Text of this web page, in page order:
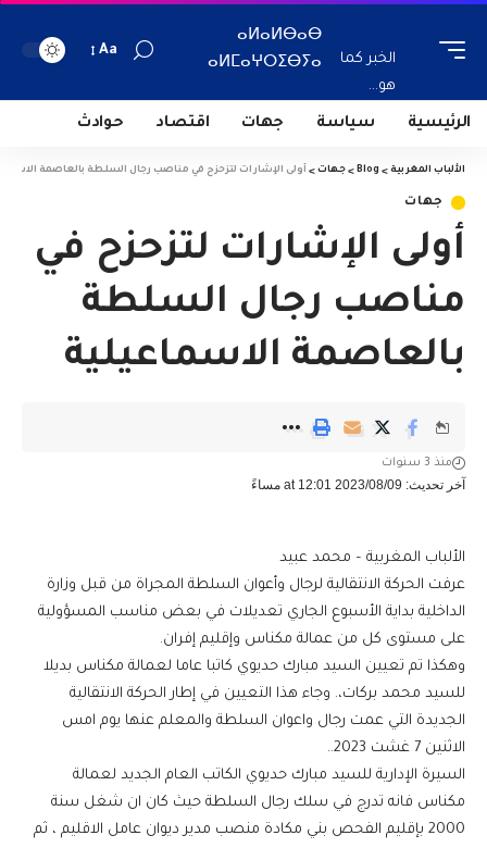
الخبر كما
هو...
ⴰⵍⴰⵍⴱⴰⴱ
ⴰⵍⵎⴰⵖⵔⵉⴱⵢⴰ
Aa
الرئيسية سياسة جهات اقتصاد حوادث
الألباب المغربية >
Blog
> جهات > أولى الإشارات لتزحزح في مناصب رجال السلطة بالعاصمة
جهات
أولى الإشارات لتزحزح في
مناصب رجال السلطة
بالعاصمة الاسماعيلية
آخر تحديث: 2023/08/09 at 12:01 مساءً
منذ 3 سنوات
الألباب المغربية – محمد عبيد
عرفت الحركة الانتقالية لرجال وأعوان السلطة المجراة من قبل وزارة
الداخلية بداية الأسبوع الجاري تعديلات في بعض مناسب المسؤولية
على مستوى كل من عمالة مكناس وإقليم إفران.
وهكذا تم تعيين السيد مبارك حديوي كاتبا عاما لعمالة مكناس بديلا
للسيد محمد بركات،. وجاء هذا التعيين في إطار الحركة الانتقالية
الجديدة التي عمت رجال واعوان السلطة والمعلم عنها يوم امس
الاثنين 7 غشت 2023..
السيرة الإدارية للسيد مبارك حديوي الكاتب العام الجديد لعمالة
مكناس فانه تدرج في سلك رجال السلطة حيث كان ان شغل سنة
2000 بإقليم الفحص بني مكادة منصب مدير ديوان عامل الاقليم ، ثم